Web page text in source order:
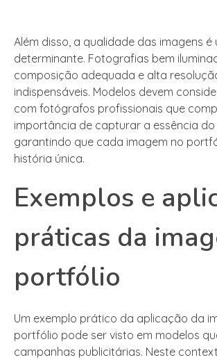
Além disso, a qualidade das imagens
determinante. Fotografias bem
composição adequada e alta
indispensáveis. Modelos devem
com fotógrafos profissionais que
importância de capturar a essência do
garantindo que cada imagem no
história única.
Exemplos e
práticas da
portfólio
Um exemplo prático da aplicação da
portfólio pode ser visto em modelos
campanhas publicitárias. Neste